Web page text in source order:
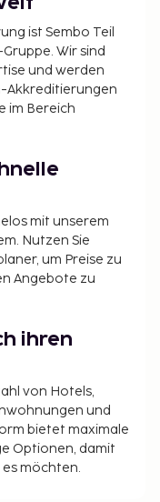
ist Sembo Teil
Wir sind
und werden
Akkreditierungen
im Bereich
mit unserem
Nutzen Sie
um Preise zu
Angebote zu
ihren
von Hotels,
und
bietet maximale
Optionen, damit
es möchten.